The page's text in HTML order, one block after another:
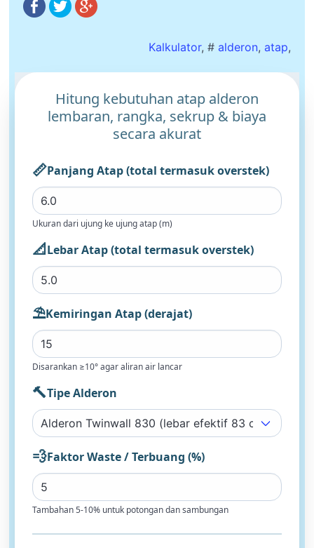
Kalkulator, # alderon, atap,
Hitung kebutuhan atap alderon
lembaran, rangka, sekrup & biaya
secara akurat
📏Panjang Atap (total termasuk overstek)
Ukuran dari ujung ke ujung atap (m)
📐Lebar Atap (total termasuk overstek)
⛱︎Kemiringan Atap (derajat)
Disarankan ≥10° agar aliran air lancar
🔨Tipe Alderon
💨Faktor Waste / Terbuang (%)
Tambahan 5-10% untuk potongan dan sambungan